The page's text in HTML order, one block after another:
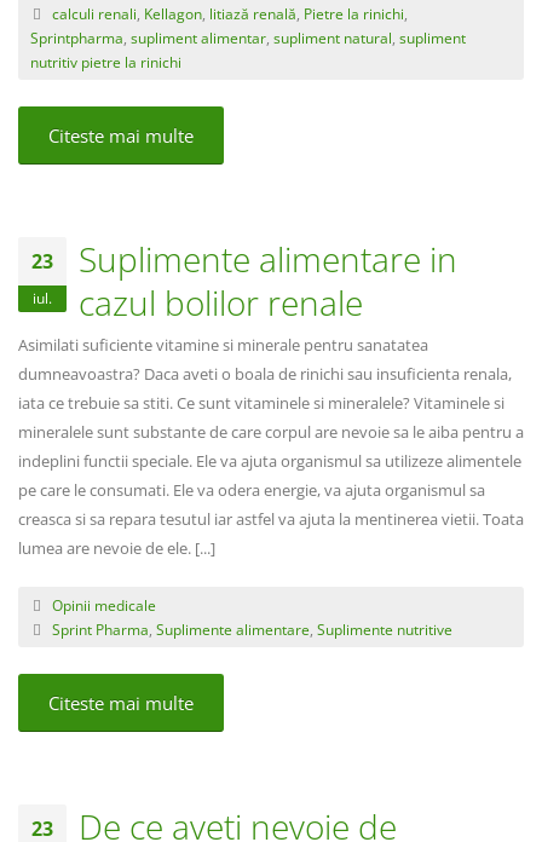
calculi renali Kellagon, litiază renală Pietre la rinichi
Sprintpharma supliment alimentar supliment natural supliment
nutritiv pietre la rinichi
Citeste mai multe
23
iul.
Suplimente alimentare in
cazul bolilor renale
Asimilati suficiente vitamine si minerale pentru sanatatea
dumneavoastra? Daca aveti o boala de rinichi sau insuficienta renala,
iata ce trebuie sa stiti. Ce sunt vitaminele si mineralele? Vitaminele si
mineralele sunt substante de care corpul are nevoie sa le aiba pentru a
indeplini functii speciale. Ele va ajuta organismul sa utilizeze alimentele
pe care le consumati. Ele va odera energie, va ajuta organismul sa
creasca si sa repara tesutul iar astfel va ajuta la mentinerea vietii. Toata
lumea are nevoie de ele. [...]
Opinii medicale
Sprint Pharma Suplimente alimentare Suplimente nutritive
Citeste mai multe
23 De ce aveti nevoie de